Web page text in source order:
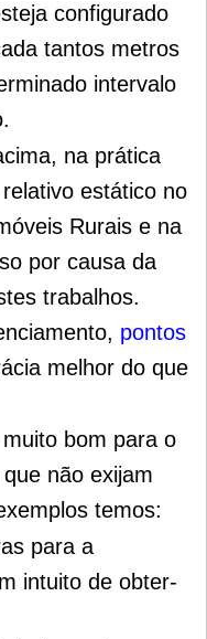
configurado
tantos metros
intervalo
na prática
estático no
Rurais e na
por causa da
trabalhos.
pontos
melhor do que
bom para o
não exijam
temos:
para a
intuito de obter-